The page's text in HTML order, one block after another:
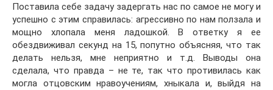
Поставила себе задачу задергать нас по самое не могу и
успешно с этим справилась: агрессивно по нам ползала и
мощно хлопала меня ладошкой. В ответку я ее
обездвиживал секунд на 15, попутно объясняя, что так
делать нельзя, мне неприятно и т.д. Выводы она
сделала, что правда – не те, так что противилась как
могла отцовским нравоучениям, хныкала и, выйдя на